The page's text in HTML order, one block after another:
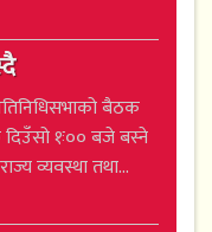
बैठक
१ः०० बजे बस्ने
व्यवस्था तथा...